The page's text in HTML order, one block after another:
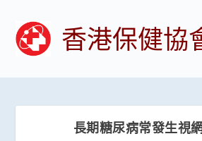
香港保健協
長期糖尿病常發生視